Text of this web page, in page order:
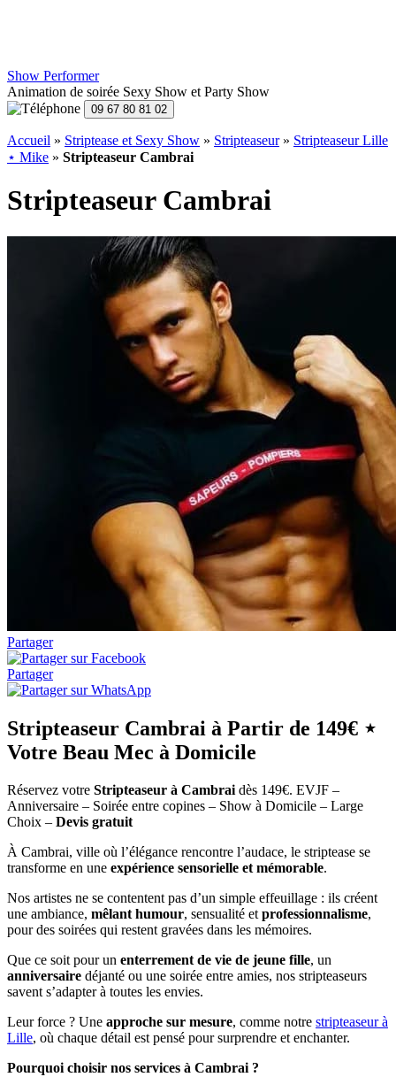
Show Performer
Animation de soirée Sexy Show et Party Show
Accueil » Striptease et Sexy Show » Stripteaseur» Stripteaseur Lille
⋆ Mike » Stripteaseur Cambrai
Stripteaseur Cambrai
Partager
Partager
Stripteaseur Cambrai à Partir de 149€ ⋆
Votre Beau Mec à Domicile
Réservez votre Stripteaseur à Cambrai dès 149€. EVJF –
Anniversaire – Soirée entre copines – Show à Domicile – Large
Choix – Devis gratuit
À Cambrai, ville où l’élégance rencontre l’audace, le striptease se
transforme en une expérience sensorielle et mémorable.
Nos artistes ne se contentent pas d’un simple effeuillage : ils créent
une ambiance, mêlant humour, sensualité et professionnalisme,
pour des soirées qui restent gravées dans les mémoires.
Que ce soit pour un enterrement de vie de jeune fille, un
anniversaire déjanté ou une soirée entre amies, nos stripteaseurs
savent s’adapter à toutes les envies.
Leur force ? Une approche sur mesure, comme notre stripteaseur à
Lille, où chaque détail est pensé pour surprendre et enchanter.
Pourquoi choisir nos services à Cambrai ?